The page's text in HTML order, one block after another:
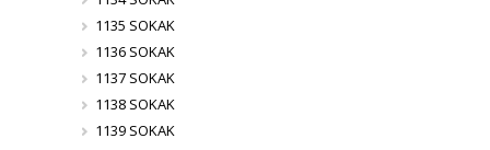
1135 SOKAK
1136 SOKAK
1137 SOKAK
1138 SOKAK
1139 SOKAK